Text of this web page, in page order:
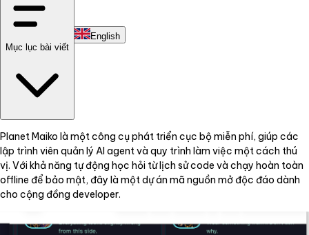
Liên hệ
English
Mục lục bài viết
Planet Maiko là một công cụ phát triển cục bộ miễn phí, giúp các
lập trình viên quản lý AI agent và quy trình làm việc một cách thú
vị. Với khả năng tự động học hỏi từ lịch sử code và chạy hoàn toàn
offline để bảo mật, đây là một dự án mã nguồn mở độc đáo dành
cho cộng đồng developer.